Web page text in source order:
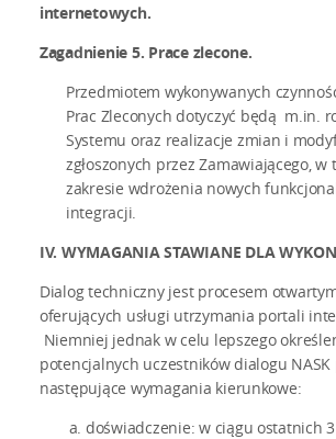
internetowych.
Zagadnienie 5. Prace zlecone.
Przedmiotem wykonywanych
Prac Zleconych dotyczyć będą m.in.
Systemu oraz realizacje zmian i
zgłoszonych przez Zamawiającego, w
zakresie wdrożenia nowych
integracji.
IV. WYMAGANIA STAWIANE DLA
Dialog techniczny jest procesem
oferujących usługi utrzymania portali
Niemniej jednak w celu lepszego
potencjalnych uczestników dialogu NASK
następujące wymagania kierunkowe:
doświadczenie: w ciągu ostatnich